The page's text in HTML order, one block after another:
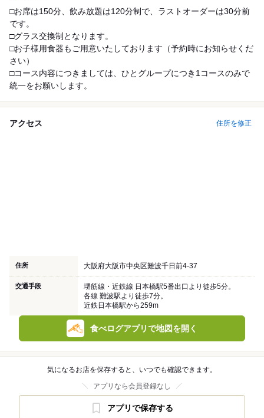
□お席は150分、飲み放題は120分制で、ラストオーダーは30分前
です。
□グラス交換制となります。
□お子様用食器もご用意いたしております（予約時にお知らせくだ
さい）
□コース内容につきましては、ひとグループにつき1コースのみで
統一をお願いします。
アクセス 住所を修正
住所 大阪府大阪市中央区難波千日前4-37
交通手段
堺筋線・近鉄線 日本橋駅5番出口より徒歩5分。
各線 難波駅より徒歩7分。
近鉄日本橋駅から259m
食べログアプリで地図を開く
気になるお店を保存すると、いつでも確認できます。
アプリなら会員登録なし
アプリで保存する